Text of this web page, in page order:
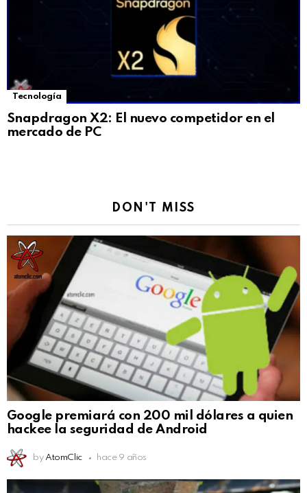
Tecnología
Snapdragon X2: El nuevo competidor en el
mercado de PC
DON'T MISS
Google premiará con 200 mil dólares a quien
hackee la seguridad de Android
by AtomClic hace 9 años